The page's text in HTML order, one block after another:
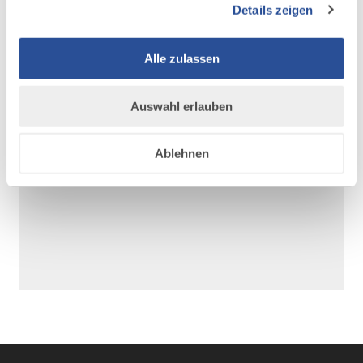
Details zeigen
Alle zulassen
Auswahl erlauben
Ablehnen
AUF DER ALLGÄU KARTE